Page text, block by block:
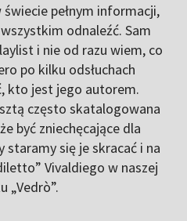
pełnym informacji,
odnaleźć. Sam
i nie od razu wiem, co
po kilku odsłuchach
kto jest jego autorem.
często skatalogowana
być zniechęcające dla
staramy się je skracać i na
Vivaldiego w naszej
„Vedrò”.